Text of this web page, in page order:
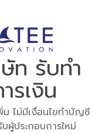
ท รับทำ
เงิน
ไม่มีเงื่อนไขทำบัญชี
ประกอบการใหม่